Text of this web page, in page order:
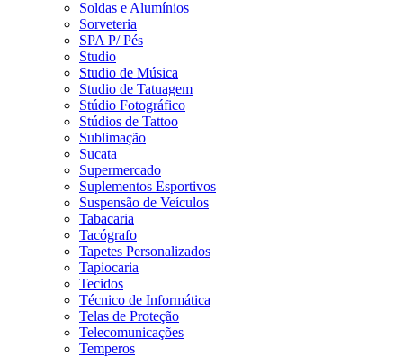
Soldas e Alumínios
Sorveteria
SPA P/ Pés
Studio
Studio de Música
Studio de Tatuagem
Stúdio Fotográfico
Stúdios de Tattoo
Sublimação
Sucata
Supermercado
Suplementos Esportivos
Suspensão de Veículos
Tabacaria
Tacógrafo
Tapetes Personalizados
Tapiocaria
Tecidos
Técnico de Informática
Telas de Proteção
Telecomunicações
Temperos